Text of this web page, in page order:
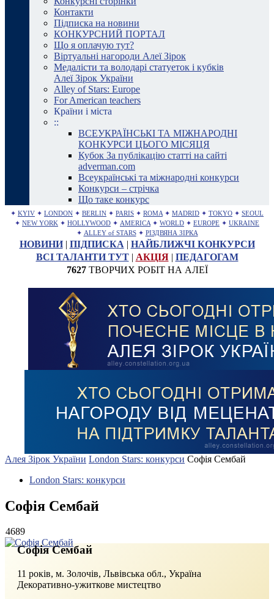
Контакти
Підписка на новини
КОНКУРСНИЙ ПОРТАЛ
Що я оплачую тут?
Віртуальні нагороди Алеї Зірок
Медалісти та володарі статуеток і кубків
Алеї Зірок України
Alley of Stars: Europe
For American teachers
Країни і міста
::
ВСЕУКРАЇНСЬКІ ТА МІЖНАРОДНІ
КОНКУРСИ ЦЬОГО МІСЯЦЯ
Кубок За публікацію статті на сайті
adverman.com
Всеукраїнські та міжнародні конкурси
Конкурси – стрічка
Що таке конкурс
✦ KYIV ✦ LONDON ✦ BERLIN ✦ PARIS ✦ ROMA ✦ MADRID ✦ TOKYO ✦ SEOUL
✦ NEW YORK ✦ HOLLYWOOD ✦ AMERICA ✦ WORLD ✦ EUROPE ✦ UKRAINE
✦ ALLEY of STARS ✦ РІЗДВЯНА ЗІРКА
НОВИНИ| ПІДПИСКА | НАЙБЛИЖЧІ КОНКУРСИ
ВСІ ТАЛАНТИ ТУТ| АКЦІЯ| ПЕДАГОГАМ
7627ТВОРЧИХ РОБІТ НА АЛЕЇ
Алея Зірок України London Stars: конкурси Софія Сембай
London Stars: конкурси
Софія Сембай
4689
Софія Сембай
11 років, м. Золочів, Львівська обл., Україна
Декоративно-ужиткове мистецтво